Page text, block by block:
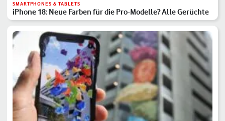
SMARTPHONES & TABLETS
iPhone 18: Neue Farben für die Pro-Modelle? Alle Gerüchte